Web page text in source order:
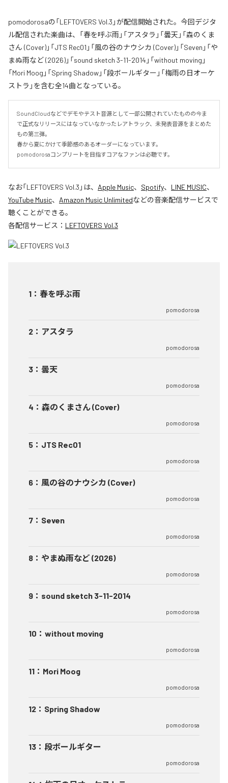
pomodorosaの「LEFTOVERS Vol.3」が配信開始された。今回デジタ
ル配信された楽曲は、「春を呼ぶ雨」「アスタラ」「曇天」「森のくま
さん (Cover)」「JTS Rec01」「風の谷のナウシカ (Cover)」「Seven」「や
まぬ雨など (2026)」「sound sketch 3-11-2014」「without moving」
「Mori Moog」「Spring Shadow」「段ボールギター」「梅雨の日オーケ
ストラ」を含む全14曲となっている。
SoundCloudなどでデモやテスト音源として一部公開されていたものの今ま
で正式なリリースにはなっていなかったレアトラック、未発表音源をまとめた
もの第三弾。
春から夏にかけて季節感のあるオーダーになっています。
pomodorosaコンプリートを目指すコアなファンは必聴です。
なお「LEFTOVERS Vol.3 」は、 Apple Music、 Spotify、 LINE MUSIC、
YouTube Music、 Amazon Music Unlimitedなどの音楽配信サービスで
聴くことができる。
各配信サービス： LEFTOVERS Vol.3
1 ： 春を呼ぶ雨
pomodorosa
2 ： アスタラ
pomodorosa
3 ： 曇天
pomodorosa
4 ： 森のくまさん (Cover)
pomodorosa
5 ： JTS Rec01
pomodorosa
6 ： 風の谷のナウシカ (Cover)
pomodorosa
7 ： Seven
pomodorosa
8 ： やまぬ雨など (2026)
pomodorosa
9 ： sound sketch 3-11-2014
pomodorosa
10 ： without moving
pomodorosa
11 ： Mori Moog
pomodorosa
12 ： Spring Shadow
pomodorosa
13 ： 段ボールギター
pomodorosa